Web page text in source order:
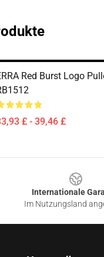
Red Burst Logo
£ - 39,46 £
Internationale
Im Nutzungsland